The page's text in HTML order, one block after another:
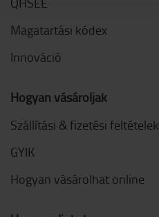
Magatartási kódex
Innováció
Hogyan vásároljak
Szállítási & fizetési feltételek
GYIK
Hogyan vásárolhat online